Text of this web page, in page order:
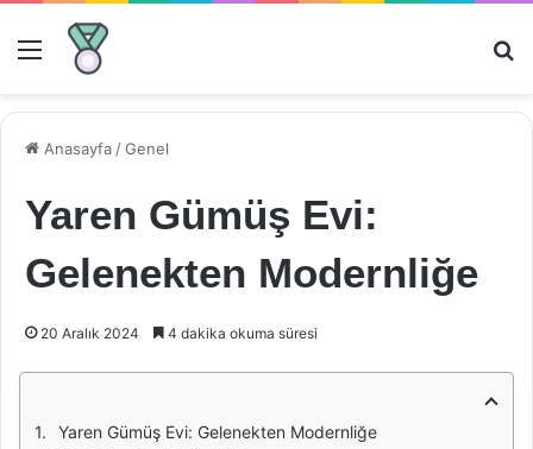
Menü
Anasayfa /Genel
Yaren Gümüş Evi:
Gelenekten Modernliğe
20 Aralık 2024 4 dakika okuma süresi
Yaren Gümüş Evi: Gelenekten Modernliğe